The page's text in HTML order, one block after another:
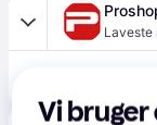
Laveste
Vi